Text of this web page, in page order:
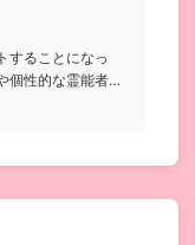
することになっ
個性的な霊能者